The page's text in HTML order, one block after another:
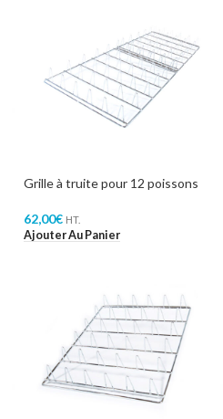
Grille à truite pour 12 poissons
62,00€ HT.
Ajouter Au Panier